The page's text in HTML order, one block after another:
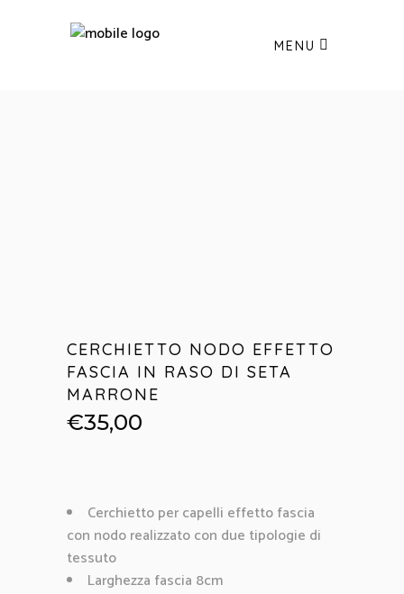
MENU
CERCHIETTO NODO EFFETTO
FASCIA IN RASO DI SETA
MARRONE
€35,00
Cerchietto per capelli effetto fascia
con nodo realizzato con due tipologie di
tessuto
Larghezza fascia 8cm